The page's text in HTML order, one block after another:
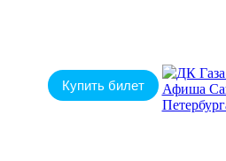
Купить билет